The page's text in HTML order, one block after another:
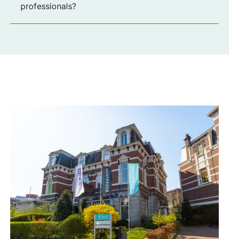
professionals?